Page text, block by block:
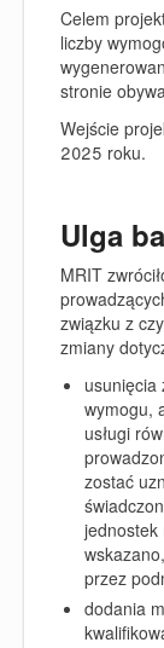
Celem
liczby
stronie
Wejście
2025 roku.
Ulga
MRIT
związku z
zmiany
usunięcia
wymogu,
usługi
zostać
jednostek
przez
dodania